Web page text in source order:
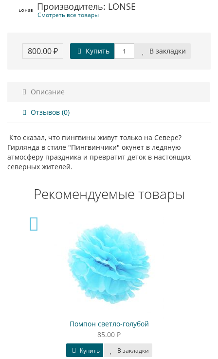
Производитель: LONSE
Смотреть все товары
800.00 ₽ Купить В закладки
Описание
Отзывов (0)
Кто сказал, что пингвины живут только на Севере?
Гирлянда в стиле "Пингвинчики" окунет в ледяную
атмосферу праздника и превратит деток в настоящих
северных жителей.
Рекомендуемые товары
Помпон светло-голубой
85.00 ₽
Купить В закладки